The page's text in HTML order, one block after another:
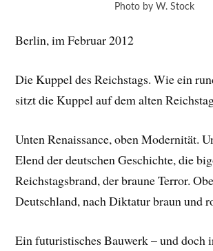
Photo by W. Stock
Berlin, im Februar 2012
Die Kuppel des Reichstags. Wie ein
sitzt die Kuppel auf dem alten
Unten Renaissance, oben Modernität.
Elend der deutschen Geschichte, die
Reichstagsbrand, der braune Terror.
Deutschland, nach Diktatur braun und
Ein futuristisches Bauwerk – und doch